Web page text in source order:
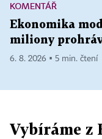
KOMENTÁŘ
Ekonomika
miliony
6. 8. 2026 ▪ 5 min. čtení
Vybíráme z